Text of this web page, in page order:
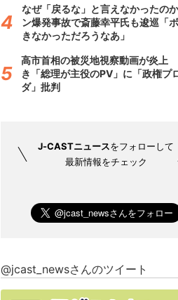
なぜ「戻るな」と言えなかったの
ン爆発事故で斎藤幸平氏も逡巡「
きなかっただろうなあ」
高市首相の被災地視察動画が炎上
き「総理が主役のPV」に「政権プ
ダ」批判
J-CASTニュースをフォローして
最新情報をチェック
@jcast_newsさんのツイート